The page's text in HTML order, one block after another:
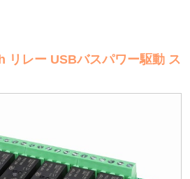
リレー USBバスパワー駆動 ス